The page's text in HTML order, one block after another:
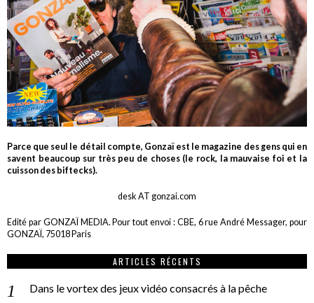
Parce que seul le détail compte, Gonzaï est le magazine des gens qui en
savent beaucoup sur très peu de choses (le rock, la mauvaise foi et la
cuisson des biftecks).
desk AT gonzai.com
Edité par GONZAÏ MEDIA. Pour tout envoi : CBE, 6 rue André Messager, pour
GONZAÏ, 75018 Paris
ARTICLES RÉCENTS
Dans le vortex des jeux vidéo consacrés à la pêche